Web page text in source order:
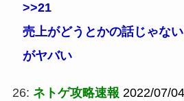
>>21
売上がどうとかの話じゃな
がヤバい
26: ネトゲ攻略速報 2022/07/